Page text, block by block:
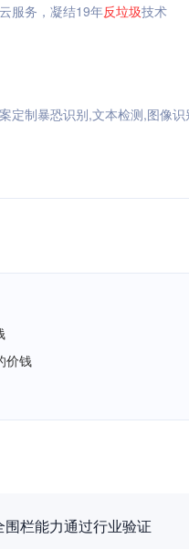
服务，凝结19年反垃圾技术
定制暴恐识别,文本检测,图像识
价钱
栏能力通过行业验证